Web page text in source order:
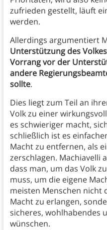
zufrieden gestellt, läuft
werden.
Allerdings argumentiert
Unterstützung des
Vorrang vor der
andere
sollte.
Dies liegt zum Teil an
Volk zu einer
es schwieriger macht,
schließlich ist es
Macht zu entfernen, als
zerschlagen. Machiavelli
dass man, um das Volk
muss, um die eigene
meisten Menschen nicht
Macht zu erlangen,
sicheres, wohlhabendes
wünschen.